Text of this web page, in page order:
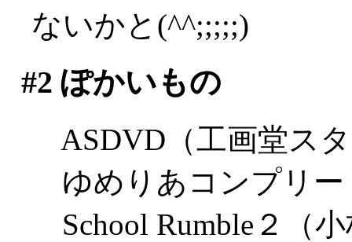
ないかと(^^;;;;;)
#2 ぽかいもの
ASDVD（工画堂ス
ゆめりあコンプリー
School Rumble２（